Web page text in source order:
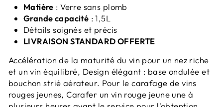
Matière : Verre sans plomb
Grande capacité : 1,5L
Détails soignés et précis
LIVRAISON STANDARD OFFERTE
Accélération de la maturité du vin pour un nez riche
et un vin équilibré, Design élégant : base ondulée et
bouchon strié aérateur. Pour le carafage de vins
rouges jeunes, Carafer un vin rouge jeune une à